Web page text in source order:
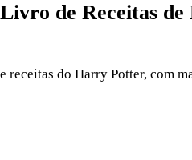
de Receitas
do Harry Potter, com